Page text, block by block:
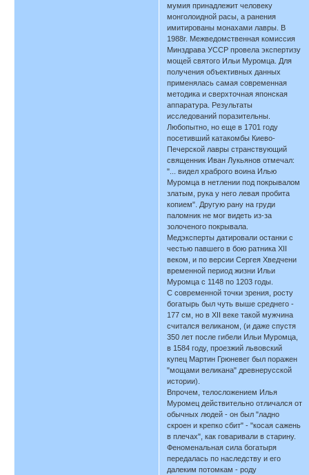
мумия принадлежит человеку
монголоидной расы, а ранения
имитированы монахами лавры. В
1988г. Межведомственная комиссия
Минздрава УССР провела экспертизу
мощей святого Ильи Муромца. Для
получения объективных данных
применялась самая современная
методика и сверхточная японская
аппаратура. Результаты
исследований поразительны.
Любопытно, но еще в 1701 году
посетивший катакомбы Киево-
Печерской лавры странствующий
священник Иван Лукьянов отмечал:
"... видел храброго воина Илью
Муромца в нетлении под покрывалом
златым, рука у него левая пробита
копием". Другую рану на груди
паломник не мог видеть из-за
золоченого покрывала.
Медэксперты датировали останки с
честью павшего в бою ратника XII
веком, и по версии Сергея Хведчени
временной период жизни Ильи
Муромца с 1148 по 1203 годы.
С современной точки зрения, росту
богатырь был чуть выше среднего -
177 см, но в XII веке такой мужчина
считался великаном, (и даже спустя
350 лет после гибели Ильи Муромца,
в 1584 году, проезжий львовский
купец Мартин Грюневег был поражен
"мощами великана" древнерусской
истории).
Впрочем, телосложением Илья
Муромец действительно отличался от
обычных людей - он был "ладно
скроен и крепко сбит" - "косая сажень
в плечах", как говаривали в старину.
Феноменальная сила богатыря
передалась по наследству и его
далеким потомкам - роду